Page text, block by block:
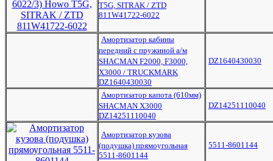
T5G, SITRAK / ZTD
811W41722-6022
Амортизатор кабины
передний с пружиной а/м
SHACMAN F2000, F3000,
X3000 / TRUCKMARK
DZ1640430030
DZ1640430030
Амортизатор капота (610мм)
SHACMAN X3000
DZ14251110040
DZ14251110040
Амортизатор кузова
(подушка) прямоугольная
5511-8601144
5511-8601144